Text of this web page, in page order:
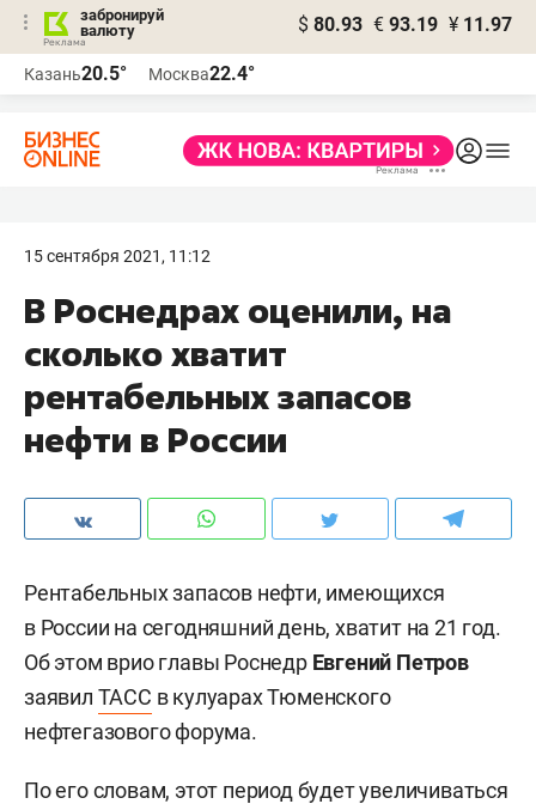
забронируй
валюту
$ 80.93 € 93.19 ¥ 11.97
Казань20.5° Москва22.4°
15 сентября 2021, 11:12
В Роснедрах оценили, на
сколько хватит
рентабельных запасов
нефти в России
Рентабельных запасов нефти, имеющихся
в России на сегодняшний день, хватит на 21 год.
Об этом врио главы Роснедр Евгений Петров
заявил ТАСС в кулуарах Тюменского
нефтегазового форума.
По его словам, этот период будет увеличиваться